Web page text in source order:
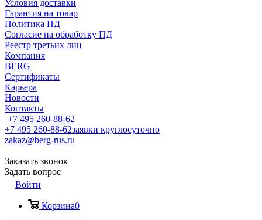
Условия доставки
Гарантия на товар
Политика ПД
Согласие на обработку ПД
Реестр третьих лиц
Компания
BERG
Сертификаты
Карьера
Новости
Контакты
+7 495 260-88-62
+7 495 260-88-62заявки круглосуточно
zakaz@berg-rus.ru
Заказать звонок
Задать вопрос
Войти
Корзина0